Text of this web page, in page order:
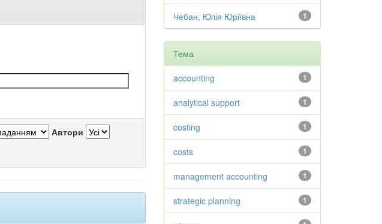
Автори
1
Чебан, Юлія Юріївна
Тема
1
accounting
1
analytical support
1
costing
1
costs
1
management accounting
1
strategic planning